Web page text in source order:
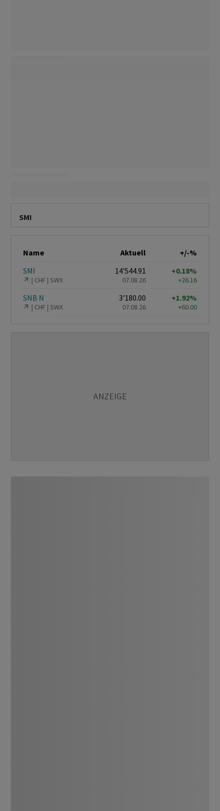
SMI
Name Aktuell
+/-%
SMI
CHF SWX
14'544.91
07.08.26
+0.18%
+26.16
SNB N
CHF SWX
3'180.00
07.08.26
+1.92%
+60.00